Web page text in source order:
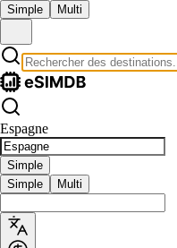
Simple Multi
Espagne
Simple
Simple
Multi